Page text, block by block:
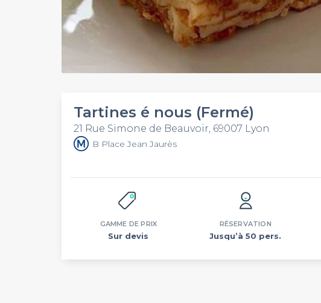
Tartines é nous (Fermé)
21 Rue Simone de Beauvoir, 69007 Lyon
B Place Jean Jaurès
GAMME DE PRIX
Sur devis
RÉSERVATION
Jusqu’à 50 pers.